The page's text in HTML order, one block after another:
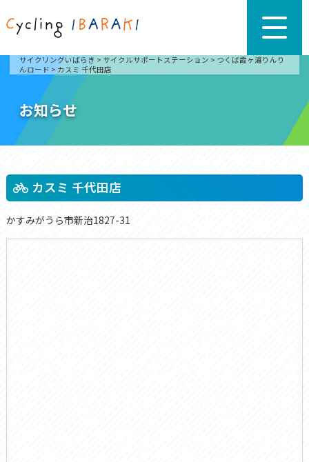
サイクリングいばらき > サイクルサポートステーション > つくば霞ヶ浦りんり
んロード >カスミ 千代田店
お知らせ
カスミ 千代田店
かすみがうら市新治1827-31